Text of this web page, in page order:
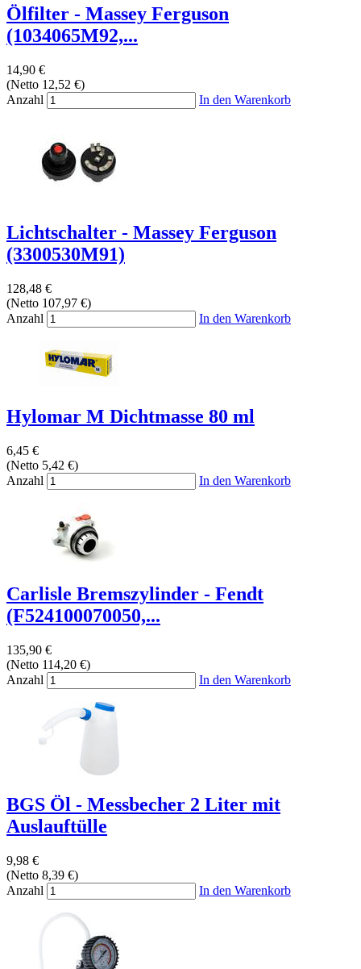
Ölfilter - Massey Ferguson
(1034065M92,...
14,90 €
(Netto 12,52 €)
Anzahl
In den Warenkorb
Lichtschalter - Massey Ferguson
(3300530M91)
128,48 €
(Netto 107,97 €)
Anzahl
In den Warenkorb
Hylomar M Dichtmasse 80 ml
6,45 €
(Netto 5,42 €)
Anzahl
In den Warenkorb
Carlisle Bremszylinder - Fendt
(F524100070050,...
135,90 €
(Netto 114,20 €)
Anzahl
In den Warenkorb
BGS Öl - Messbecher 2 Liter mit
Auslauftülle
9,98 €
(Netto 8,39 €)
Anzahl
In den Warenkorb